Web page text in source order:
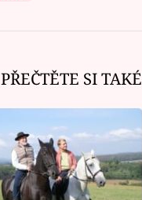
PŘEČTĚTE SI TAKÉ